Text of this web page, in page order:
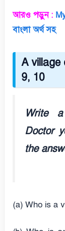
আরও পড়ুন :
বাংলা অর্থ সহ
A
9, 10
Write
Doctor
the
(a) Who is a